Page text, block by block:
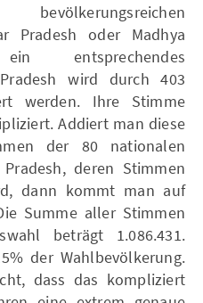
Pradesh oder Madhya
entsprechendes
wird durch 403
werden. Ihre Stimme
Addiert man diese
der 80 nationalen
deren Stimmen
dann kommt man auf
Summe aller Stimmen
beträgt 1.086.431.
der Wahlbevölkerung.
dass das kompliziert